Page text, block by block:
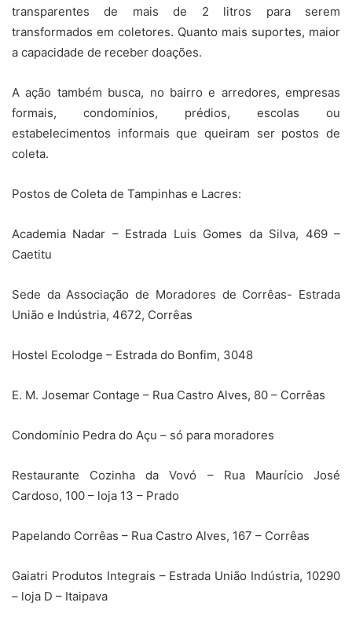
transparentes de mais de 2 litros para serem
transformados em coletores. Quanto mais suportes, maior
a capacidade de receber doações.
A ação também busca, no bairro e arredores, empresas
formais, condomínios, prédios, escolas ou
estabelecimentos informais que queiram ser postos de
coleta.
Postos de Coleta de Tampinhas e Lacres:
Academia Nadar – Estrada Luis Gomes da Silva, 469 –
Caetitu
Sede da Associação de Moradores de Corrêas- Estrada
União e Indústria, 4672, Corrêas
Hostel Ecolodge – Estrada do Bonfim, 3048
E. M. Josemar Contage – Rua Castro Alves, 80 – Corrêas
Condomínio Pedra do Açu – só para moradores
Restaurante Cozinha da Vovó – Rua Maurício José
Cardoso, 100 – loja 13 – Prado
Papelando Corrêas – Rua Castro Alves, 167 – Corrêas
Gaiatri Produtos Integrais – Estrada União Indústria, 10290
– loja D – Itaipava